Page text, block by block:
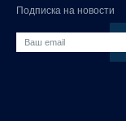
Подписка на новости